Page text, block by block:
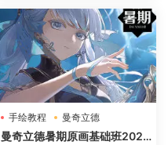
手绘教程 曼奇立德
曼奇立德暑期原画基础班2025